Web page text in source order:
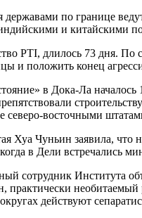
по границе
и китайскими
PTI, длилось 73 дня. По
и положить конец
в Дока-Ла началось
восточными
Хуа Чуньин заявила, что
в Дели встречались
сотрудник Института
практически
действуют